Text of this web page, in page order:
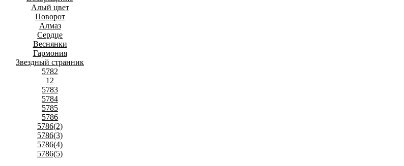
Алый цвет
Поворот
Алмаз
Сердце
Веснянки
Гармония
Звездный странник
5782
12
5783
5784
5785
5786
5786(2)
5786(3)
5786(4)
5786(5)